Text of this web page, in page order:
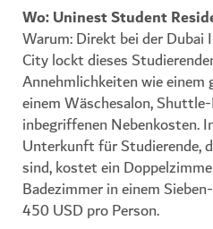
Wo: Uninest Student
Warum: Direkt bei der
City lockt dieses
Annehmlichkeiten wie
einem Wäschesalon,
inbegriffenen Nebenkosten.
Unterkunft für Studierende,
sind, kostet ein
Badezimmer in einem
450 USD pro Person.